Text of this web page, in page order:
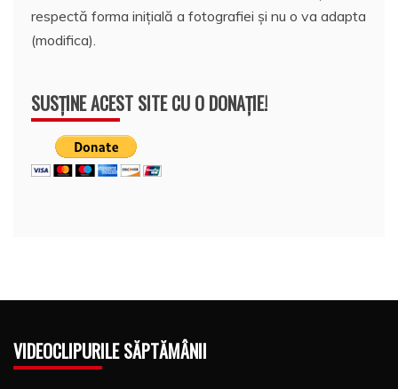
respectă forma inițială a fotografiei și nu o va adapta
(modifica).
SUSȚINE ACEST SITE CU O DONAȚIE!
VIDEOCLIPURILE SĂPTĂMÂNII